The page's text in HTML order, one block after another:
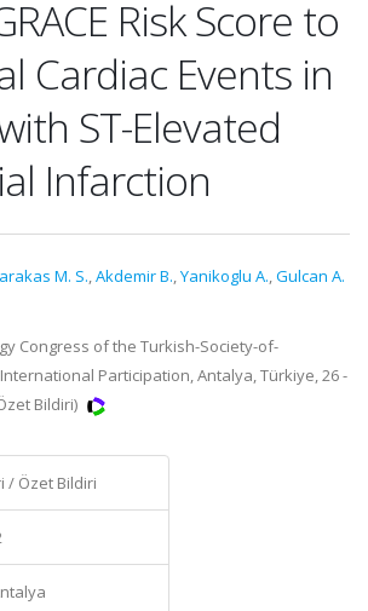
Risk Score to
Cardiac Events in
ST-Elevated
Infarction
M. S.,Akdemir B.,Yanikoglu A.,Gulcan A.
Congress of the Turkish-Society-of-
Participation, Antalya, Türkiye, 26 -
Bildiri)
/ Özet Bildiri